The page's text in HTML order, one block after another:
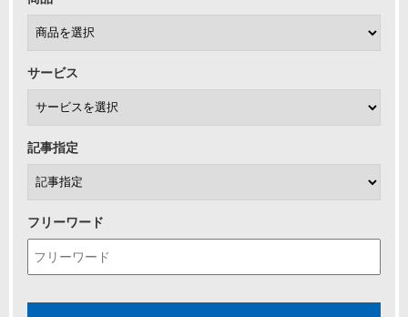
サービス
記事指定
フリーワード